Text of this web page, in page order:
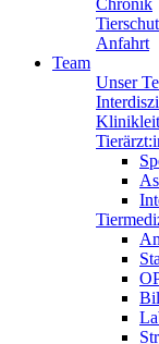
Chronik
Anfahrt
Team
Unser